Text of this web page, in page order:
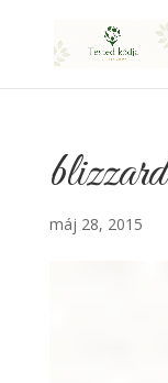
blizzard
máj 28, 2015